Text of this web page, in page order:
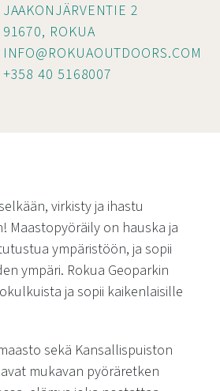
JAAKONJÄRVENTIE 2
91670, ROKUA
INFO@ROKUAOUTDOORS.COM
+358 40 5168007
virkisty ja ihastu
Maastopyöräily on hauska ja
ympäristöön, ja sopii
ympäri. Rokua Geoparkin
ja sopii kaikenlaisille
sekä Kansallispuiston
mukavan pyöräretken